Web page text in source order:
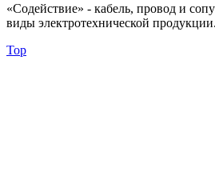
«Содействие» - кабель, провод и
виды электротехнической
Top